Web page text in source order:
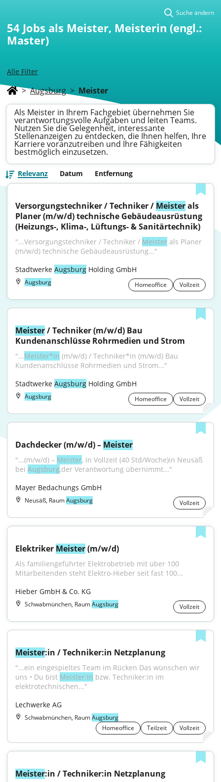
Alle Filter
Suche ändern
54 Jobs als Meister, Meisterin (engl.:
Master)
> Augsburg > Meister
Als Meister in Ihrem Fachgebiet übernehmen Sie
verantwortungsvolle Aufgaben und leiten Teams.
Nutzen Sie die Gelegenheit, interessante
Stellenanzeigen zu entdecken, die Ihnen helfen, Ihre
Karriere voranzutreiben und Ihre Fähigkeiten
bestmöglich einzusetzen.
Relevanz Datum Entfernung
Versorgungstechniker / Techniker / Meister als
Planer (m/w/d) technische Gebäudeausrüstung
(Heizungs-, Klima-, Lüftungs- & Sanitärtechnik)
"...Versorgungstechniker / Techniker / Meister als Planer
(m/w/d) technische Gebäudeausrüstung..."
Stadtwerke Augsburg Holding GmbH
Augsburg Homeoffice Vollzeit
Meister / Techniker (m/w/d) Bau
Kundenanschlüsse Rohrmedien und Strom
"...Meister*in (m/w/d) / Techniker*in (m/w/d) Bau
Kundenanschlüsse Rohrmedien und Strom..."
Stadtwerke Augsburg Holding GmbH
Augsburg Homeoffice Vollzeit
Dachdecker (m/w/d) – Meister
"...(m/w/d) – Meister, in Vollzeit (40 Std/Woche)in Neusäß
bei Augsburg,der Verantwortung übernimmt..."
Mayer Bedachungs GmbH
Neusäß, RaumAugsburg Vollzeit
Elektriker Meister (m/w/d)
Als familiengeführter Elektrobetrieb mit über 100
Mitarbeitenden steht Elektro-Hieber seit fast 100...
Hieber GmbH & Co. KG
Schwabmünchen, RaumAugsburg Vollzeit
Meister:in / Techniker:in Netzplanung
"...ein eingespieltes Team im Rücken Das wünschen wir
uns • Du bist Meister:in bzw. Techniker:in im
elektrotechnischen..."
Lechwerke AG
Schwabmünchen, RaumAugsburg
Homeoffice
Teilzeit Vollzeit
Meister:in / Techniker:in Netzplanung